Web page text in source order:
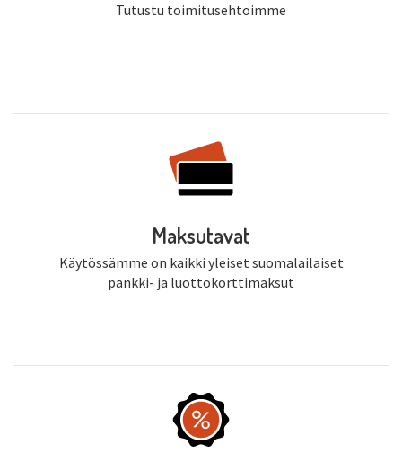
Tutustu toimitusehtoimme
Maksutavat
Käytössämme on kaikki yleiset suomalailaiset
pankki- ja luottokorttimaksut